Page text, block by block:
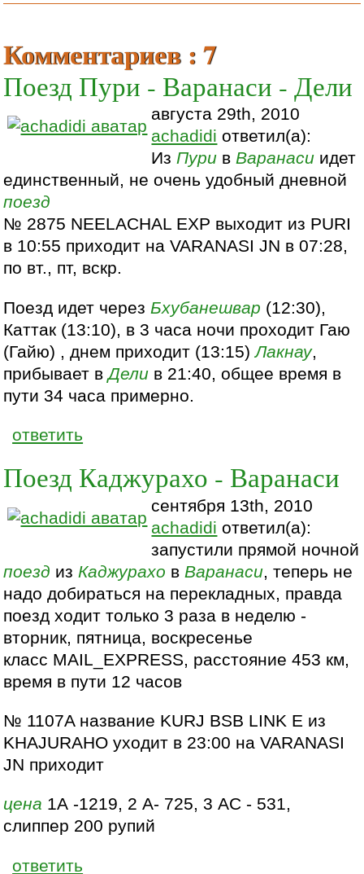
Комментариев : 7
Поезд Пури - Варанаси - Дели
августа 29th, 2010
achadidi ответил(а):
ИзПури вВаранаси идет
единственный, не очень удобный дневной
поезд
№ 2875 NEELACHAL EXP выходит из PURI
в 10:55 приходит на VARANASI JN в 07:28,
по вт., пт, вскр.
Поезд идет через Бхубанешвар (12:30),
Каттак (13:10), в 3 часа ночи проходит Гаю
(Гайю) , днем приходит (13:15)Лакнау,
прибывает вДели в 21:40, общее время в
пути 34 часа примерно.
ответить
Поезд Каджурахо - Варанаси
сентября 13th, 2010
achadidi ответил(а):
запустили прямой ночной
поезд из Каджурахо в Варанаси, теперь не
надо добираться на перекладных, правда
поезд ходит только 3 раза в неделю -
вторник, пятница, воскресенье
класс MAIL_EXPRESS, расстояние 453 км,
время в пути 12 часов
№ 1107A название KURJ BSB LINK E из
KHAJURAHO уходит в 23:00 на VARANASI
JN приходит
цена 1А -1219, 2 А- 725, 3 АС - 531,
слиппер 200 рупий
ответить